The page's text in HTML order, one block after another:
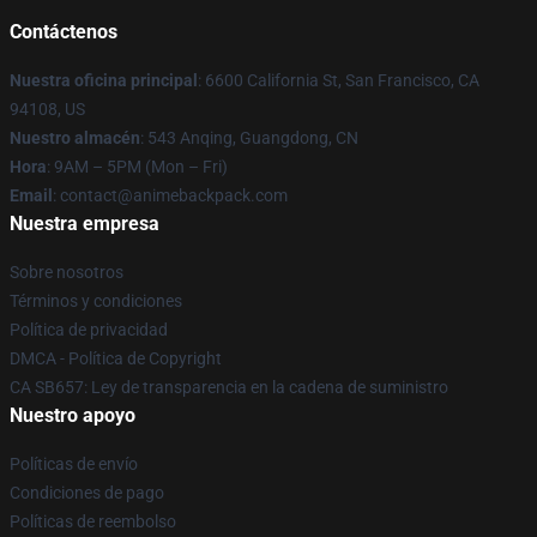
Contáctenos
Nuestra oficina principal : 6600 California St, San Francisco, CA
94108, US
Nuestro almacén: 543 Anqing, Guangdong, CN
Hora: 9AM – 5PM (Mon – Fri)
Email : contact@animebackpack.com
Nuestra empresa
Sobre nosotros
Términos y condiciones
Política de privacidad
DMCA - Política de Copyright
CA SB657: Ley de transparencia en la cadena de suministro
Nuestro apoyo
Políticas de envío
Condiciones de pago
Políticas de reembolso